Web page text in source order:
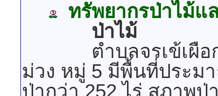
ทรัพยากรป่าไม้แ
ป่าไม้
ตำบลจรเข้เผือก
ม่วง หมู่ 5 มีพื้นที่ประม
ป่ากว่า 252 ไร่ สภาพ